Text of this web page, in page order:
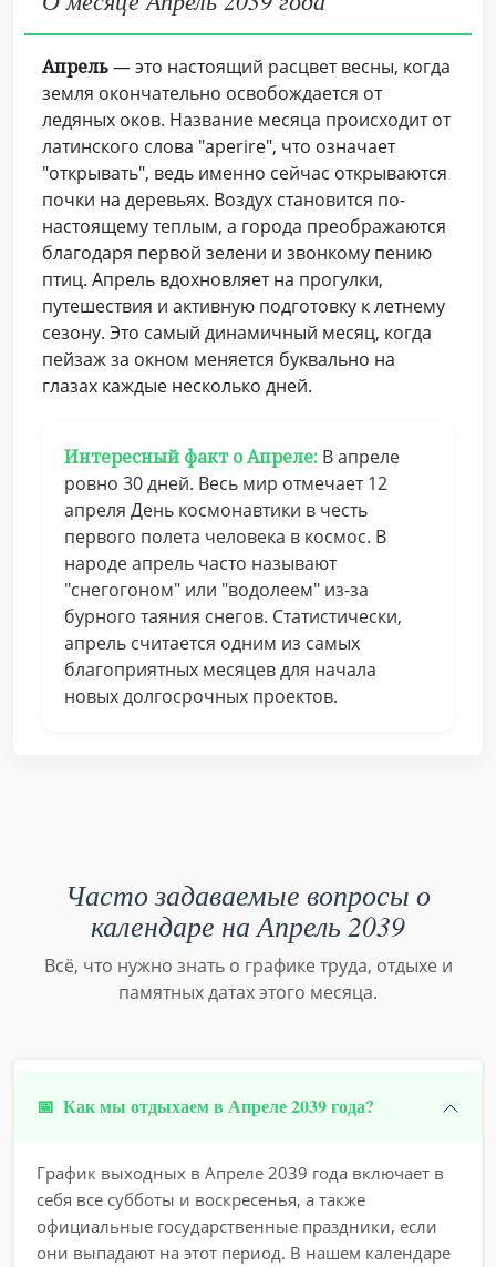
Апрель— это настоящий расцвет весны, когда
земля окончательно освобождается от
ледяных оков. Название месяца происходит от
латинского слова "aperire", что означает
"открывать", ведь именно сейчас открываются
почки на деревьях. Воздух становится по-
настоящему теплым, а города преображаются
благодаря первой зелени и звонкому пению
птиц. Апрель вдохновляет на прогулки,
путешествия и активную подготовку к летнему
сезону. Это самый динамичный месяц, когда
пейзаж за окном меняется буквально на
глазах каждые несколько дней.
Интересный факт о Апреле: В апреле
ровно 30 дней. Весь мир отмечает 12
апреля День космонавтики в честь
первого полета человека в космос. В
народе апрель часто называют
"снегогоном" или "водолеем" из-за
бурного таяния снегов. Статистически,
апрель считается одним из самых
благоприятных месяцев для начала
новых долгосрочных проектов.
Часто задаваемые вопросы о
календаре на Апрель 2039
Всё, что нужно знать о графике труда, отдыхе и
памятных датах этого месяца.
📅 Как мы отдыхаем в Апреле 2039 года?
График выходных в Апреле 2039 года включает в
себя все субботы и воскресенья, а также
официальные государственные праздники, если
они выпадают на этот период. В нашем календаре